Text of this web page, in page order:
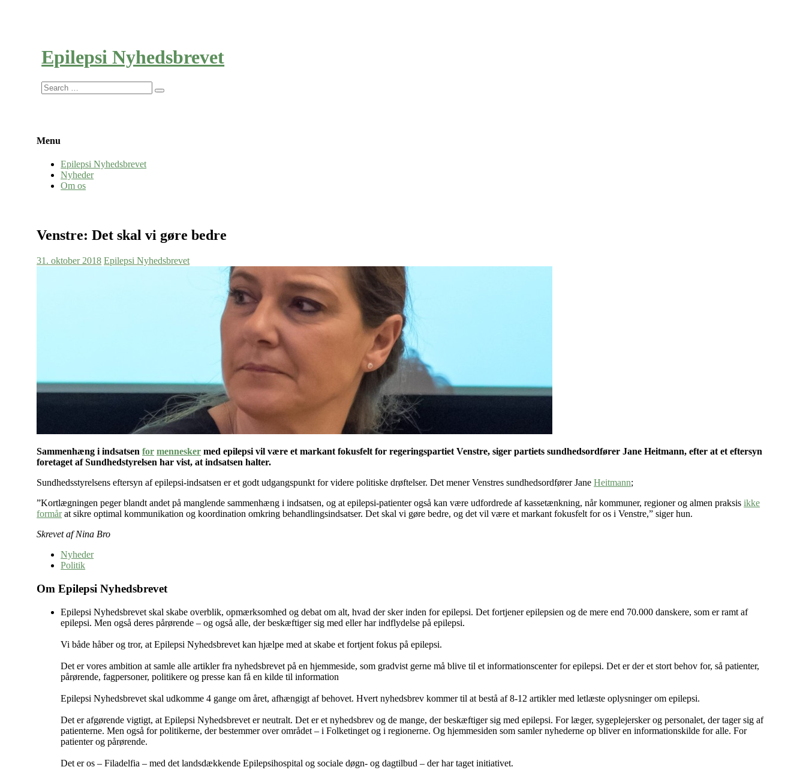
Epilepsi Nyhedsbrevet
Search
for:
Menu
Epilepsi Nyhedsbrevet
Nyheder
Om os
Venstre: Det skal vi gøre bedre
31. oktober 2018 Epilepsi Nyhedsbrevet
Sammenhæng i indsatsenfor mennesker med epilepsi vil være et markant fokusfelt for regeringspartiet Venstre, siger partiets sundhedsordfører Jane Heitmann, efter at et eftersyn
foretaget af Sundhedstyrelsen har vist, at indsatsen halter.
Sundhedsstyrelsens eftersyn af epilepsi-indsatsen er et godt udgangspunkt for videre politiske drøftelser. Det mener Venstres sundhedsordfører JaneHeitmann;
”Kortlægningen peger blandt andet på manglende sammenhæng i indsatsen, og at epilepsi-patienter også kan være udfordrede af kassetænkning, når kommuner, regioner og almen praksisikke
formårat sikre optimal kommunikation og koordination omkring behandlingsindsatser. Det skal vi gøre bedre, og det vil være et markant fokusfelt for os i Venstre,” siger hun.
Skrevet af Nina Bro
Nyheder
Politik
Om Epilepsi Nyhedsbrevet
Epilepsi Nyhedsbrevet skal skabe overblik, opmærksomhed og debat om alt, hvad der sker inden for epilepsi. Det fortjener epilepsien og de mere end 70.000 danskere, som er ramt af
epilepsi. Men også deres pårørende – og også alle, der beskæftiger sig med eller har indflydelse på epilepsi.
Vi både håber og tror, at Epilepsi Nyhedsbrevet kan hjælpe med at skabe et fortjent fokus på epilepsi.
Det er vores ambition at samle alle artikler fra nyhedsbrevet på en hjemmeside, som gradvist gerne må blive til et informationscenter for epilepsi. Det er der et stort behov for, så patienter,
pårørende, fagpersoner, politikere og presse kan få en kilde til information
Epilepsi Nyhedsbrevet skal udkomme 4 gange om året, afhængigt af behovet. Hvert nyhedsbrev kommer til at bestå af 8-12 artikler med letlæste oplysninger om epilepsi.
Det er afgørende vigtigt, at Epilepsi Nyhedsbrevet er neutralt. Det er et nyhedsbrev og de mange, der beskæftiger sig med epilepsi. For læger, sygeplejersker og personalet, der tager sig af
patienterne. Men også for politikerne, der bestemmer over området – i Folketinget og i regionerne. Og hjemmesiden som samler nyhederne op bliver en informationskilde for alle. For
patienter og pårørende.
Det er os – Filadelfia – med det landsdækkende Epilepsihospital og sociale døgn- og dagtilbud – der har taget initiativet.